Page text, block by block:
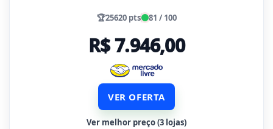
🏆25620 pts 81 / 100
R$ 7.946,00
VER OFERTA
Ver melhor preço (3 lojas)